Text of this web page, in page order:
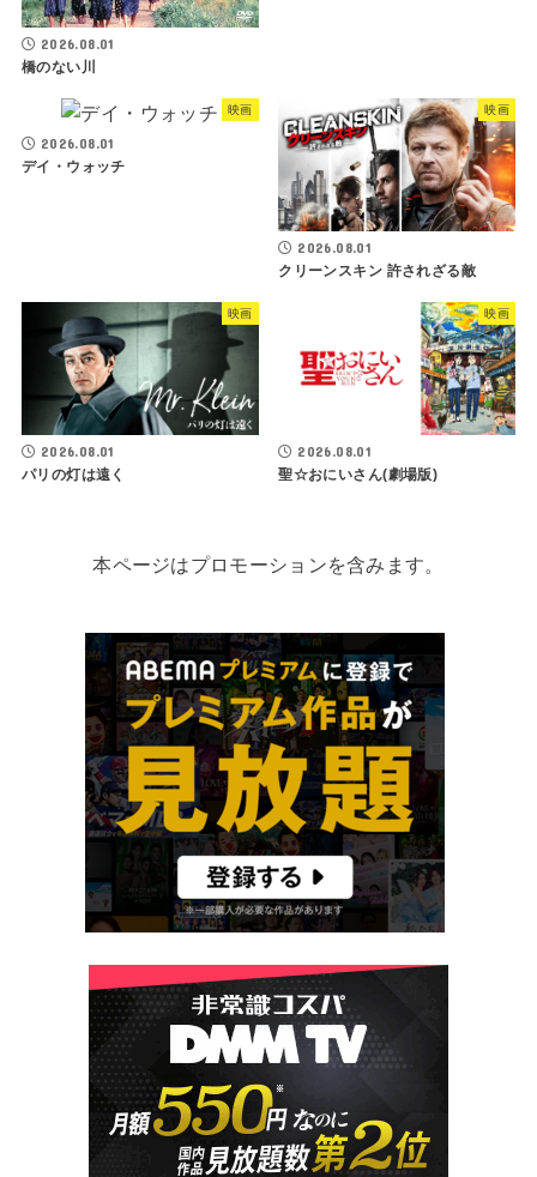
2026.08.01
橋のない川
映画
2026.08.01
デイ・ウォッチ
映画
2026.08.01
クリーンスキン 許されざる敵
映画
2026.08.01
パリの灯は遠く
映画
2026.08.01
聖☆おにいさん(劇場版)
本ページはプロモーションを含みます。